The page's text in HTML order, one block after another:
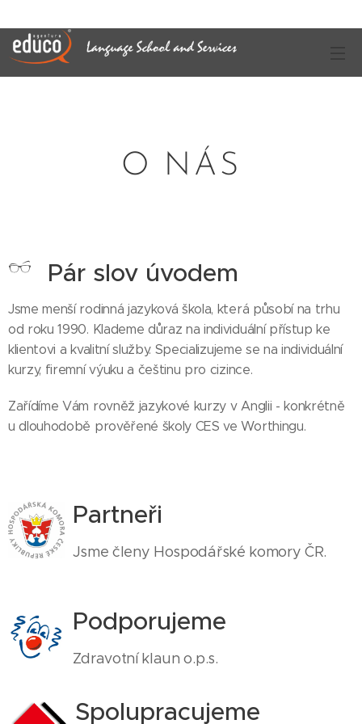
O NÁS
Pár slov úvodem
Jsme menší rodinná jazyková škola, která působí na trhu
od roku 1990. Klademe důraz na individuální přístup ke
klientovi a kvalitní služby. Specializujeme se na individuální
kurzy, firemní výuku a češtinu pro cizince.
Zařídíme Vám rovněž jazykové kurzy v Anglii - konkrétně
u dlouhodobě prověřené školy CES ve Worthingu.
Partneři
Jsme členy Hospodářské komory ČR.
Podporujeme
Zdravotní klaun o.p.s.
Spolupracujeme